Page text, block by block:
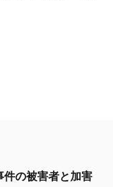
の被害者と加害